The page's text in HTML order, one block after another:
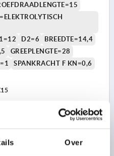
Over
D2=6
BREEDTE=14,4
GREEPLENGTE=28
SPANKRACHT F KN=0,6
DETAILS